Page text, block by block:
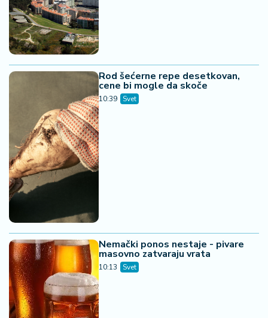
Rod šećerne repe desetkovan,
cene bi mogle da skoče
10:39 Svet
Nemački ponos nestaje - pivare
masovno zatvaraju vrata
10:13 Svet